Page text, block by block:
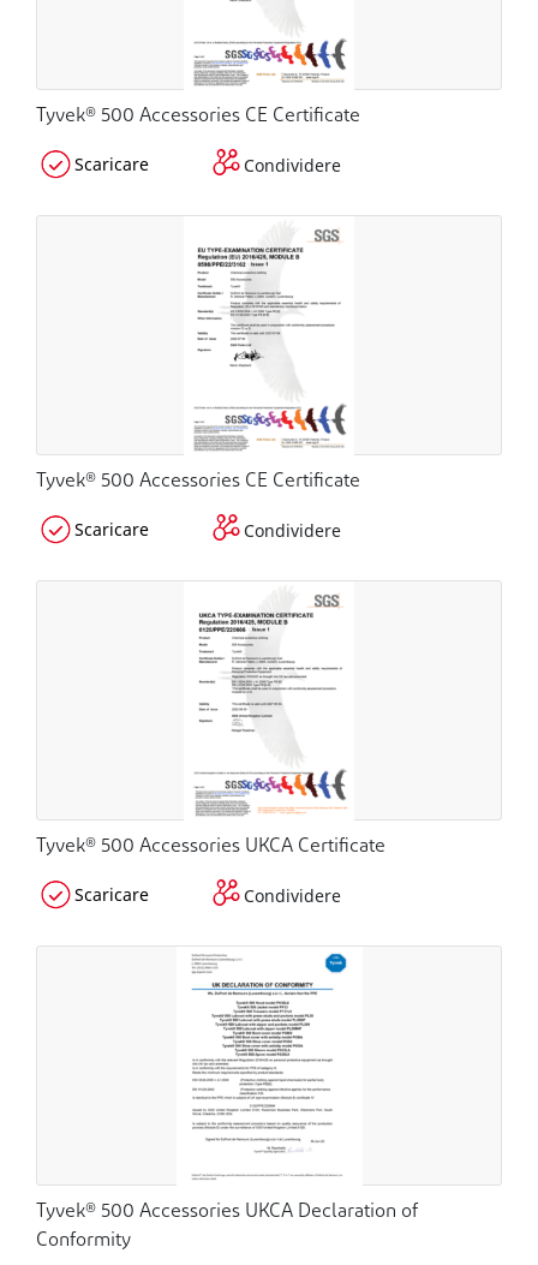
Tyvek® 500 Accessories CE Certificate
Scaricare Condividere
Tyvek® 500 Accessories CE Certificate
Scaricare Condividere
Tyvek® 500 Accessories UKCA Certificate
Scaricare Condividere
Tyvek® 500 Accessories UKCA Declaration of
Conformity